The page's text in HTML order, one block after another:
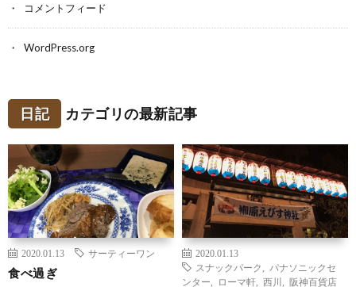
コメントフィード
WordPress.org
日記 カテゴリの最新記事
2020.01.13 サーティーワン
食べ過ぎ
2020.01.13
スナックパーク
パナソニックセ
ンター
ローマ軒 西川 阪神百貨店